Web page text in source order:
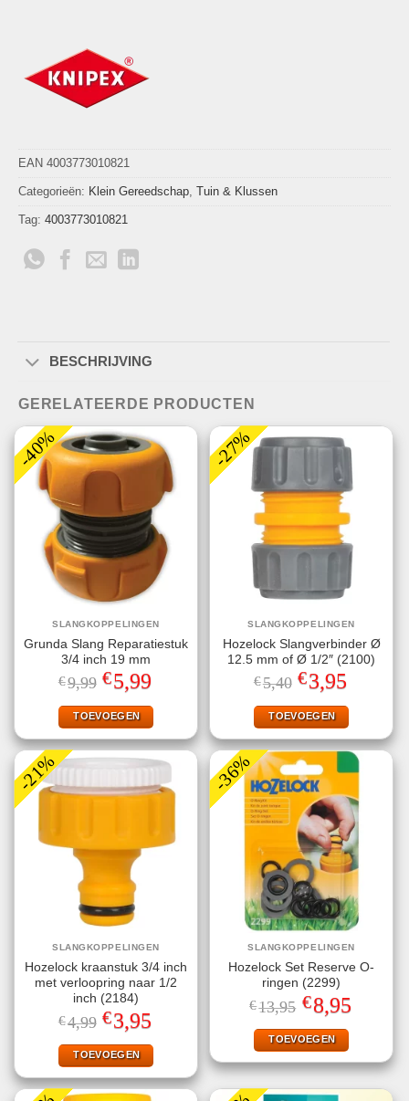
EAN 4003773010821
Categorieën: Klein Gereedschap Tuin & Klussen
Tag: 4003773010821
BESCHRIJVING
GERELATEERDE PRODUCTEN
-40%
SLANGKOPPELINGEN
Grunda Slang Reparatiestuk
3/4 inch 19 mm
€9,99 Oorspronkelijke
prijs
was:
€9,99.
€5,99
is:
€5,99.
TOEVOEGEN
-27%
SLANGKOPPELINGEN
Hozelock Slangverbinder Ø
12.5 mm of Ø 1/2″ (2100)
€5,40 Oorspronkelijke
prijs
was:
€5,40.
€3,95
is:
€3,95.
TOEVOEGEN
-21%
SLANGKOPPELINGEN
Hozelock kraanstuk 3/4 inch
met verloopring naar 1/2
inch (2184)
€4,99 Oorspronkelijke
prijs
was:
€4,99.
€3,95
is:
€3,95.
TOEVOEGEN
-36%
SLANGKOPPELINGEN
Hozelock Set Reserve O-
ringen (2299)
€13,95 Oorspronkelijke
prijs
was:
€13,95.
€8,95prijs
TOEVOEGEN